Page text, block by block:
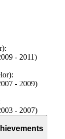
- 2011)
- 2009)
- 2007)